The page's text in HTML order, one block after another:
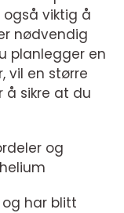
viktig å
nødvendig
planlegger en
vil en større
sikre at du
og
og har blitt